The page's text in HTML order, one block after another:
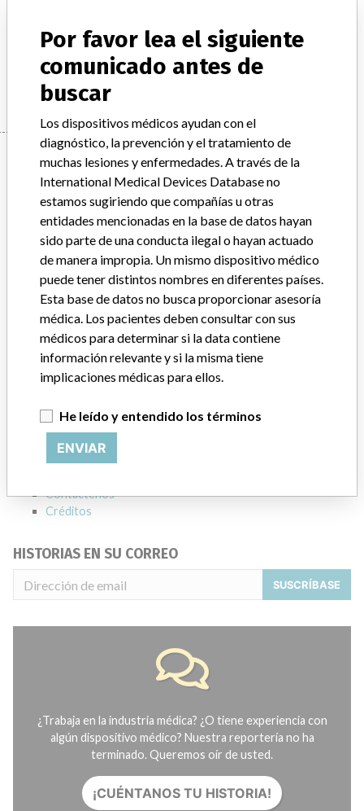
Descripción del producto ACTIVE AMH GEN II ELISA
Manufacturer BECKMAN COULTER CANADA L.P.
Manufacturer
BECKMAN COULTER CANADA L.P.
Dirección del fabricante MISSISSAUGA
Empresa matriz del fabricante (2017) Danaher Corporation
Source
ACERCA DE LA BASE DE DATOS
notificaciones de seguridad de dispositivos médicos y sus
conexiones con los fabricantes.
Contáctenos
Créditos
HISTORIAS EN SU CORREO
SUSCRÍBASE
¿Trabaja en la industria médica? ¿O tiene experiencia con
algún dispositivo médico? Nuestra reportería no ha
terminado. Queremos oír de usted.
¡CUÉNTANOS TU HISTORIA!
Por favor lea el siguiente
comunicado antes de
buscar
Los dispositivos médicos ayudan con el
diagnóstico, la prevención y el tratamiento de
muchas lesiones y enfermedades. A través de la
International Medical Devices Database no
estamos sugiriendo que compañías u otras
entidades mencionadas en la base de datos hayan
sido parte de una conducta ilegal o hayan actuado
de manera impropia. Un mismo dispositivo médico
puede tener distintos nombres en diferentes países.
Esta base de datos no busca proporcionar asesoría
médica. Los pacientes deben consultar con sus
médicos para determinar si la data contiene
información relevante y si la misma tiene
implicaciones médicas para ellos.
He leído y entendido los términos
ENVIAR